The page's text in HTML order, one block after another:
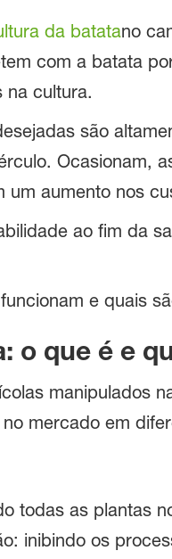
da batatano
com a batata
na cultura.
são
Ocasionam,
aumento nos
ao fim da
e quais
o que é e
manipulados
mercado em
todas as plantas
inibindo os